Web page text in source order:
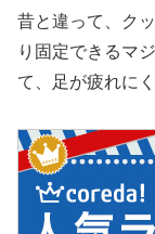
昔と違って、ク
り固定できるマ
て、足が疲れに